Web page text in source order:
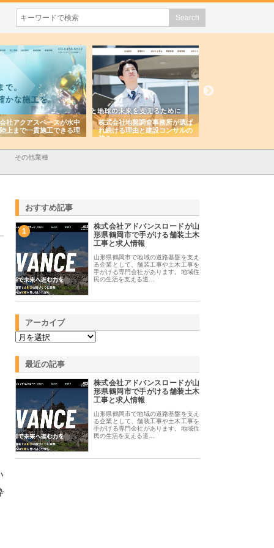
社アクアスペースが水中
上まで一貫施工できる理
株式会社地盤調査事務所が選ば
れ続ける理由と建設コンサルの
強み
その他業種
おすすめ記事
1
株式会社アドバンスロードが山
形県鶴岡市で手がける舗装土木
工事と求人情報
山形県鶴岡市で地域の道路基盤を支え
る企業として、舗装工事や土木工事を
手がける専門会社があります。地域住
民の生活を支える道…
アーカイブ
最近の記事
株式会社アドバンスロードが山
形県鶴岡市で手がける舗装土木
工事と求人情報
山形県鶴岡市で地域の道路基盤を支え
る企業として、舗装工事や土木工事を
手がける専門会社があります。地域住
民の生活を支える道…